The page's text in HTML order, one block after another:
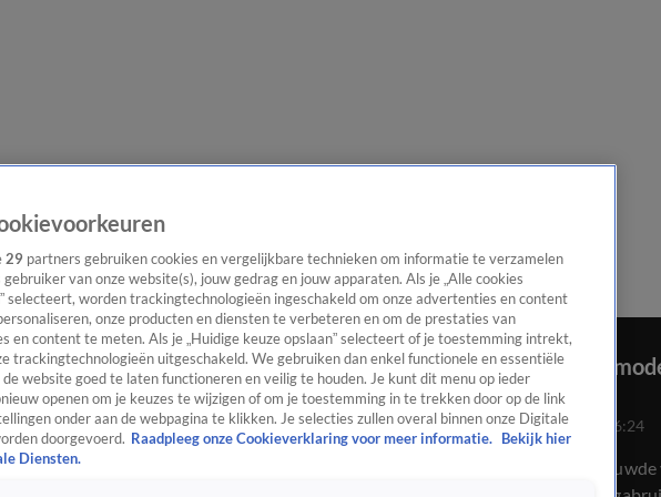
redactieNieuwsbrief
De
trends
7 juni 2026, 16:24
Dua Lipa
29 partners gebruiken cookies en vergelijkbare technieken om informatie te verzamelen
gebruiker van onze website(s), jouw gedrag en jouw apparaten. Als je „Alle cookies
selecteert, worden trackingtechnologieën ingeschakeld om onze advertenties en content
onze producten en diensten te verbeteren en om de prestaties van
en content te meten. Als je „Huidige keuze opslaan” selecteert of je toestemming intrekt,
trackingtechnologieën uitgeschakeld. We gebruiken dan enkel functionele en essentiële
de website goed te laten functioneren en veilig te houden. Je kunt dit menu op ieder
openen om je keuzes te wijzigen of om je toestemming in te trekken door op de link
onder aan de webpagina te klikken. Je selecties zullen overal binnen onze Digitale
doorgevoerd. Raadpleeg onze Cookieverklaring voor meer informatie.
Bekijk hier
Diensten.